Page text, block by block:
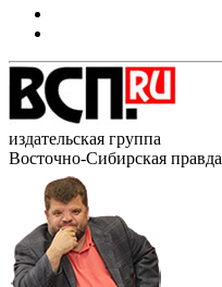
издательская группа
Восточно-Сибирская правда